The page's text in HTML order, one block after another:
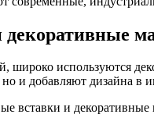
широко используются
и добавляют дизайна в
вставки и декоративные